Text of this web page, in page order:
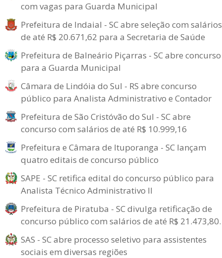
com vagas para Guarda Municipal
Prefeitura de Indaial - SC abre seleção com salários
de até R$ 20.671,62 para a Secretaria de Saúde
Prefeitura de Balneário Piçarras - SC abre concurso
para a Guarda Municipal
Câmara de Lindóia do Sul - RS abre concurso
público para Analista Administrativo e Contador
Prefeitura de São Cristóvão do Sul - SC abre
concurso com salários de até R$ 10.999,16
Prefeitura e Câmara de Ituporanga - SC lançam
quatro editais de concurso público
SAPE - SC retifica edital do concurso público para
Analista Técnico Administrativo II
Prefeitura de Piratuba - SC divulga retificação de
concurso público com salários de até R$ 21.473,80.
SAS - SC abre processo seletivo para assistentes
sociais em diversas regiões